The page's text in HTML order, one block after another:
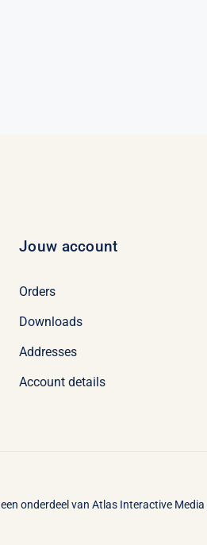
Jouw account
Orders
Downloads
Addresses
Account details
onderdeel van Atlas Interactive Media